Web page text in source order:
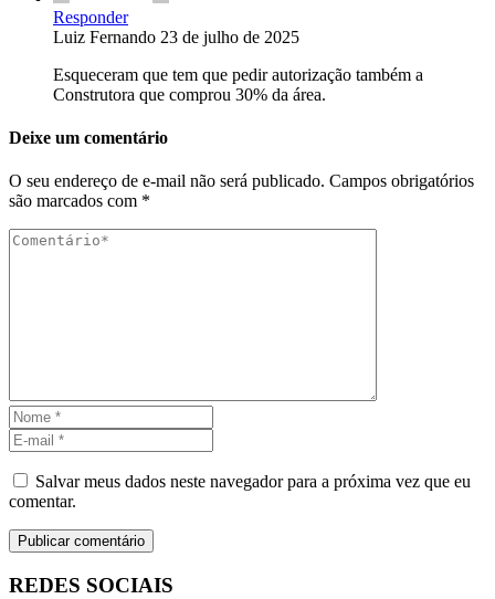
Responder
Luiz Fernando 23 de julho de 2025
Esqueceram que tem que pedir autorização também a
Construtora que comprou 30% da área.
Deixe um comentário
O seu endereço de e-mail não será publicado. Campos obrigatórios
são marcados com *
Salvar meus dados neste navegador para a próxima vez que eu
comentar.
REDES SOCIAIS